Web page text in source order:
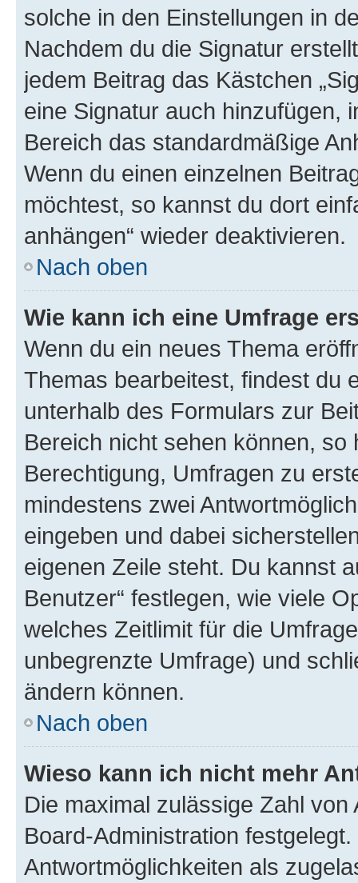
solche in den Einstellungen in
Nachdem du die Signatur
jedem Beitrag das Kästchen
eine Signatur auch hinzufügen,
Bereich das standardmäßige
Wenn du einen einzelnen
möchtest, so kannst du dort
anhängen“ wieder deaktivieren.
Nach oben
Wie kann ich eine Umfrage
Wenn du ein neues Thema
Themas bearbeitest, findest du
unterhalb des Formulars zur
Bereich nicht sehen können,
Berechtigung, Umfragen zu
mindestens zwei
eingeben und dabei
eigenen Zeile steht. Du kannst
Benutzer“ festlegen, wie viele
welches Zeitlimit für die
unbegrenzte Umfrage) und
ändern können.
Nach oben
Wieso kann ich nicht mehr
Die maximal zulässige Zahl
Board-Administration
Antwortmöglichkeiten als